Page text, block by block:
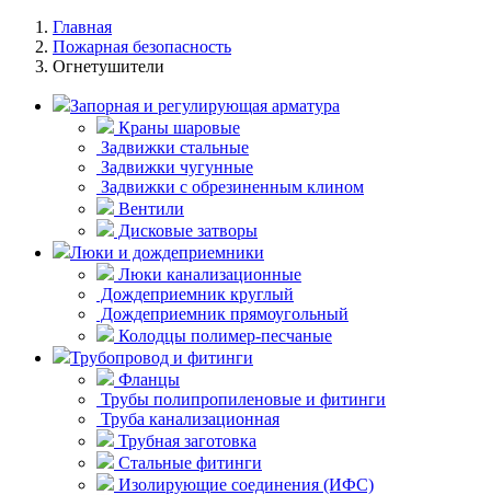
Главная
Пожарная безопасность
Огнетушители
Запорная и регулирующая арматура
Краны шаровые
Задвижки стальные
Задвижки чугунные
Задвижки с обрезиненным клином
Вентили
Дисковые затворы
Люки и дождеприемники
Люки канализационные
Дождеприемник круглый
Дождеприемник прямоугольный
Колодцы полимер-песчаные
Трубопровод и фитинги
Фланцы
Трубы полипропиленовые и фитинги
Труба канализационная
Трубная заготовка
Стальные фитинги
Изолирующие соединения (ИФС)